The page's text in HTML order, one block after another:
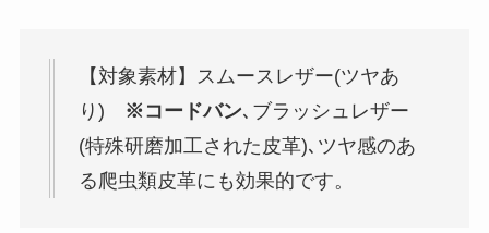
【対象素材】スムースレザー(ツヤあ
り)
※コードバン､ブラッシュレザー
(特殊研磨加工された皮革)､ツヤ感のあ
る爬虫類皮革にも効果的です。